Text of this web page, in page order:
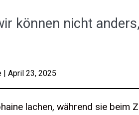
können nicht
| April 23, 2025
lachen, während sie beim